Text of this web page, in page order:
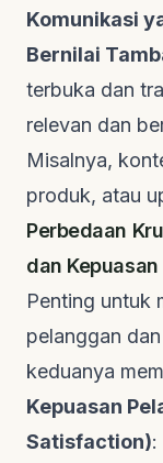
Komunikasi
Bernilai
terbuka dan
relevan dan
Misalnya,
produk, atau
Perbedaan
dan
Penting untuk
pelanggan
keduanya
Kepuasan
Satisfaction):